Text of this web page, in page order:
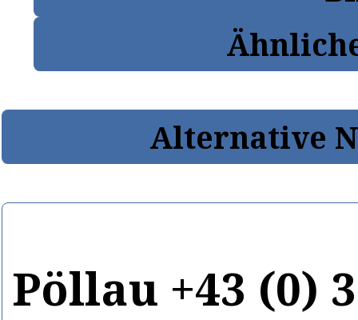
Alternative
Pöllau +43 (0)